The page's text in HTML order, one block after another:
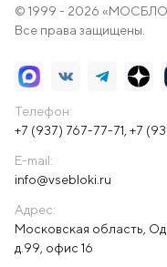
© 1999 - 2026
Все права защищены.
Телефон:
+7 (937) 767-77-71 +7
E-mail:
info@vsebloki.ru
Адрес:
Московская область,
д.99, офис 16